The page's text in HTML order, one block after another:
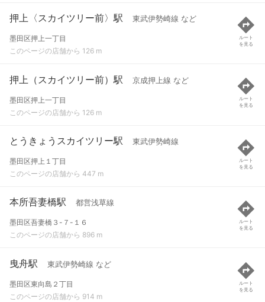
押上〈スカイツリー前〉駅 東武伊勢崎線 など
墨田区押上一丁目
このページの店舗から 126 m
ルート
を見る
押上（スカイツリー前）駅 京成押上線 など
墨田区押上一丁目
このページの店舗から 126 m
ルート
を見る
とうきょうスカイツリー駅 東武伊勢崎線
墨田区押上１丁目
このページの店舗から 447 m
ルート
を見る
本所吾妻橋駅 都営浅草線
墨田区吾妻橋３-７-１６
このページの店舗から 896 m
ルート
を見る
曳舟駅 東武伊勢崎線 など
墨田区東向島２丁目
このページの店舗から 914 m
ルート
を見る